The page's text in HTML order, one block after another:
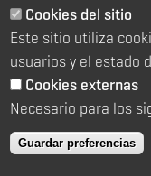
Política de cookies
Política de reembolso
Sitemap
C/ Almagro 2 1º Izqda
91 391 10 66
coit@coit.es
Cookies del sitio
Este sitio utiliza
usuarios y el estado
Cookies externas
Necesario para los
Guardar preferencias